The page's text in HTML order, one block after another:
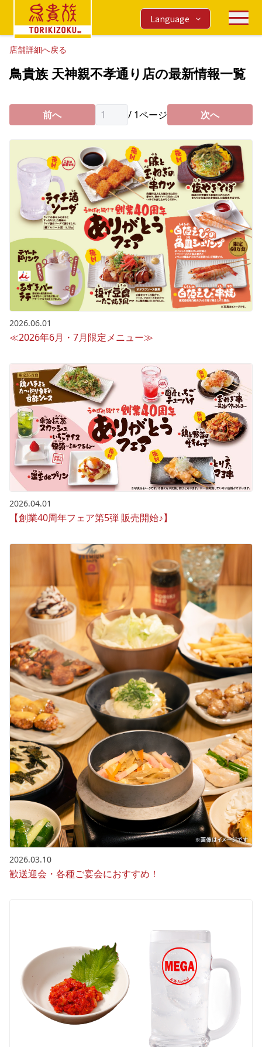
Language
店舗詳細へ戻る
鳥貴族 天神親不孝通り店の最新情報一覧
前へ / 1ページ 次へ
2026.06.01
≪2026年6月・7月限定メニュー≫
2026.04.01
【創業40周年フェア第5弾 販売開始♪】
2026.03.10
歓送迎会・各種ご宴会におすすめ！